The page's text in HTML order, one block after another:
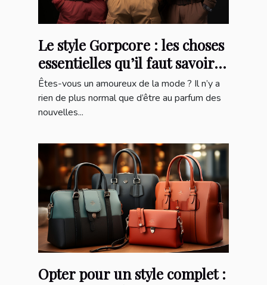
Le style Gorpcore : les choses
essentielles qu’il faut savoir
sur cette marque
Êtes-vous un amoureux de la mode ? Il n’y a
rien de plus normal que d’être au parfum des
nouvelles...
Opter pour un style complet :